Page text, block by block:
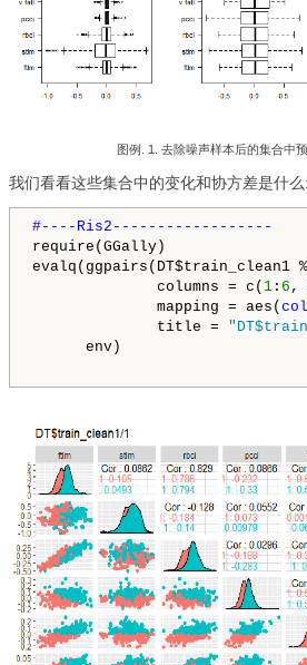
图例. 1. 去除噪声样本后的集合中
我们看看这些集合中的变化和协方差是什么:
require(GGally)
evalq(ggpairs(DT$train_clean1
columns = c( 1 : 6 ,
mapping = aes(
title =
env)